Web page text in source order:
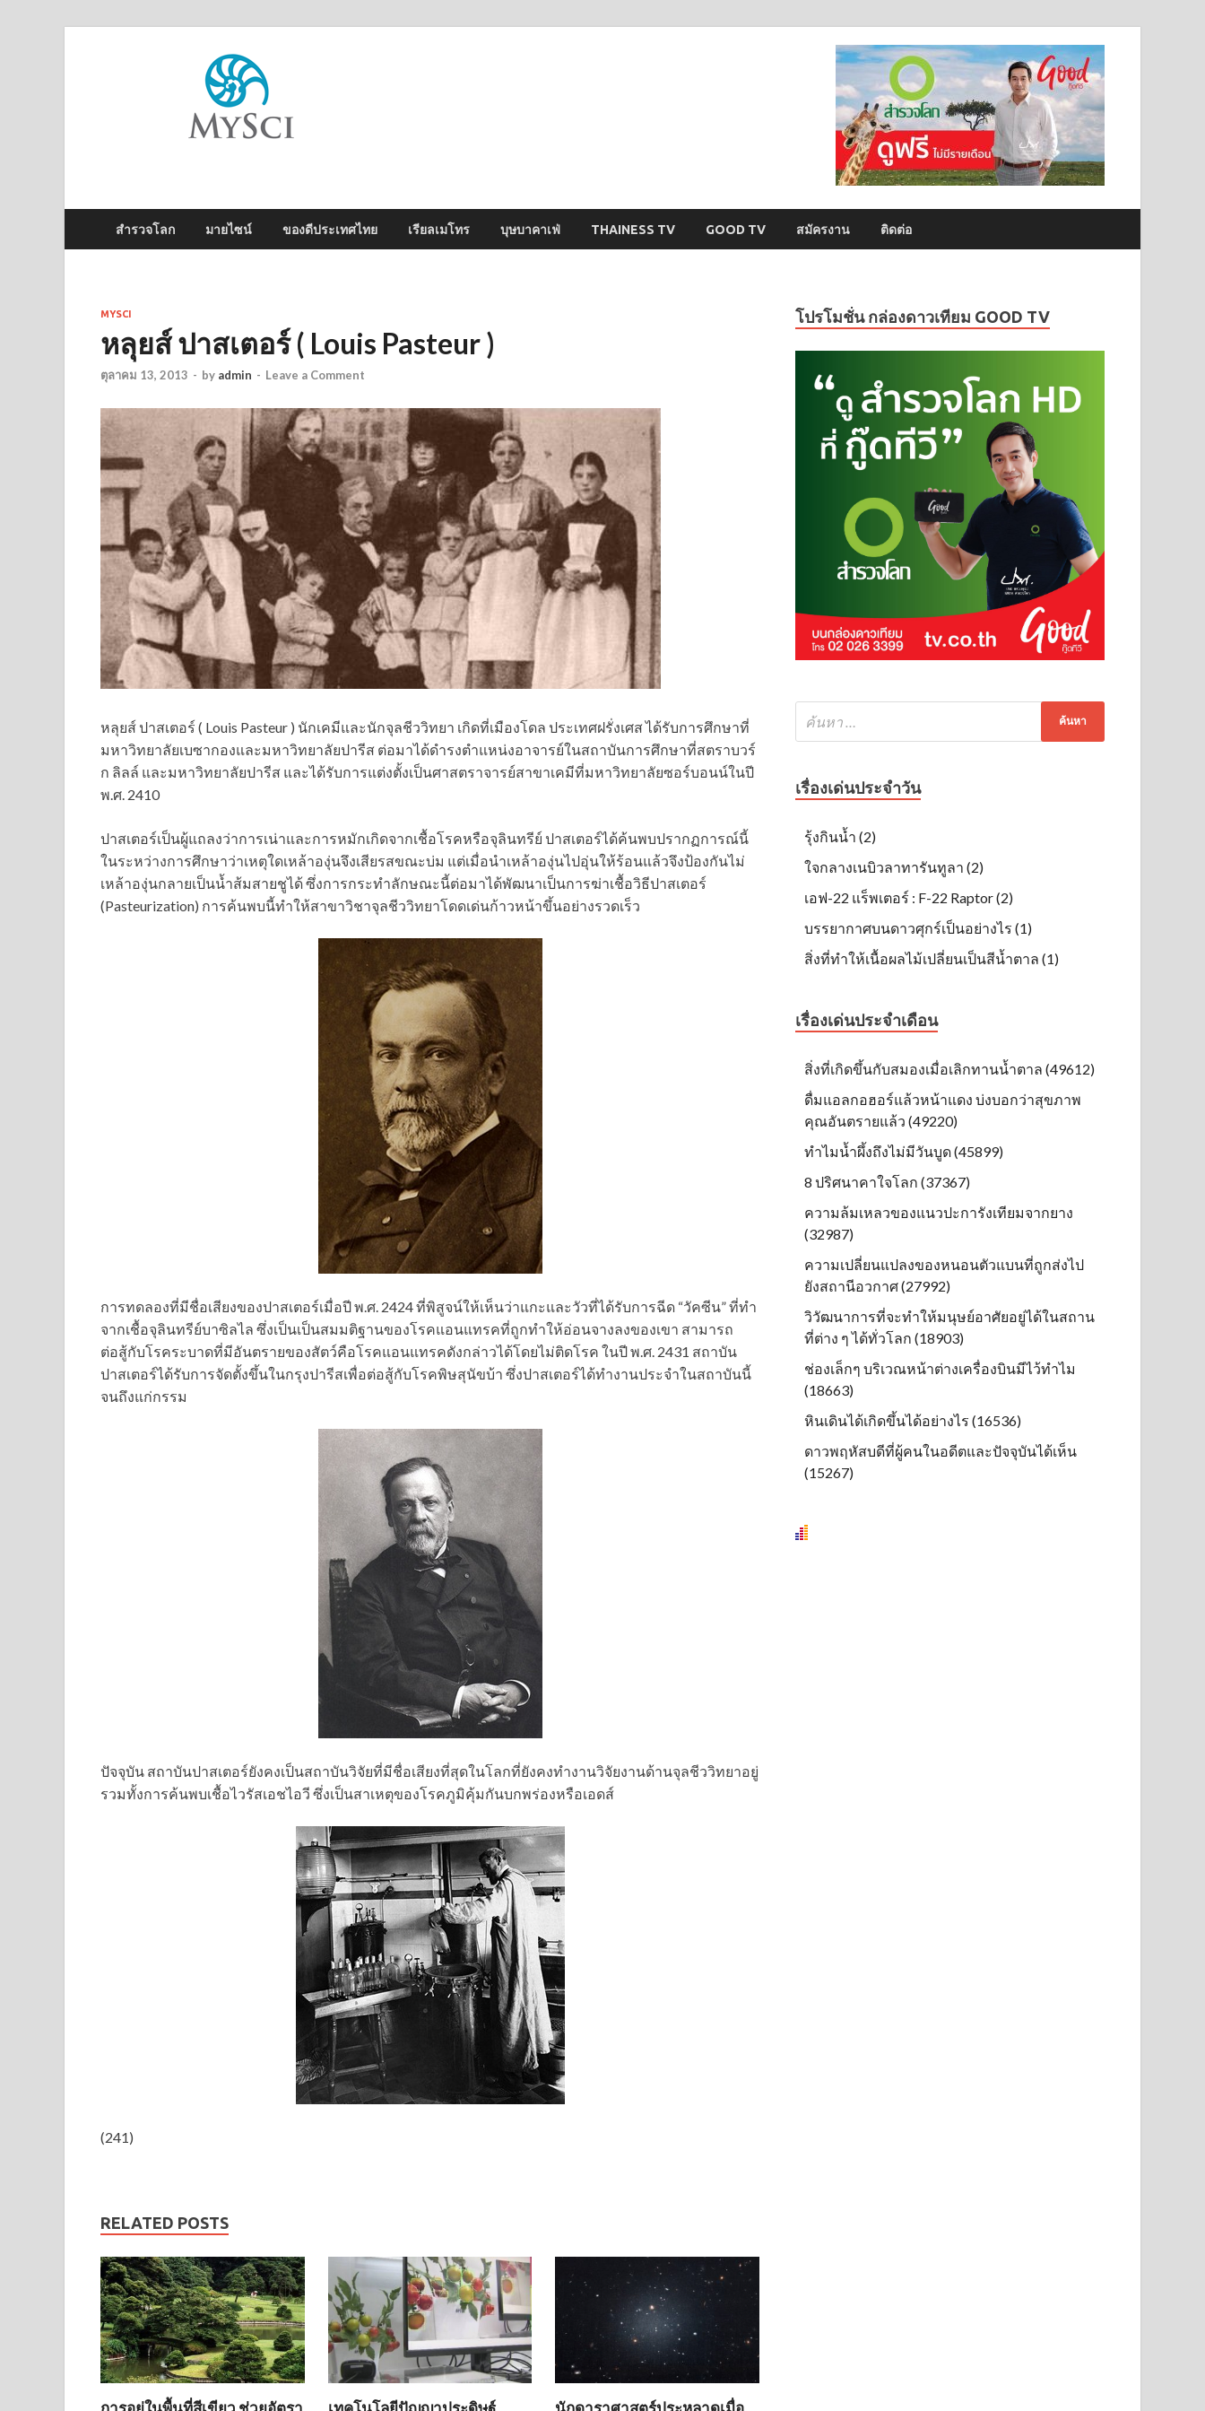
สำรวจโลก มายไซน์ ของดีประเทศไทย เรียลเมโทร บุษบาคาเฟ่ THAINESS TV GOOD TV สมัครงาน ติดต่อ
MYSCI
หลุยส์ ปาสเตอร์ ( Louis Pasteur )
ตุลาคม 13, 2013 - by admin - Leave a Comment
หลุยส์ ปาสเตอร์ ( Louis Pasteur ) นักเคมีและนักจุลชีววิทยา เกิดที่เมืองโดล ประเทศฝรั่งเศส ได้รับการศึกษาที่
มหาวิทยาลัยเบซากองและมหาวิทยาลัยปารีส ต่อมาได้ดำรงตำแหน่งอาจารย์ในสถาบันการศึกษาที่สตราบวร์
ก ลิลล์ และมหาวิทยาลัยปารีส และได้รับการแต่งตั้งเป็นศาสตราจารย์สาขาเคมีที่มหาวิทยาลัยซอร์บอนน์ในปี
พ.ศ. 2410
ปาสเตอร์เป็นผู้แถลงว่าการเน่าและการหมักเกิดจากเชื้อโรคหรือจุลินทรีย์ ปาสเตอร์ได้ค้นพบปรากฏการณ์นี้
ในระหว่างการศึกษาว่าเหตุใดเหล้าองุ่นจึงเสียรสขณะบ่ม แต่เมื่อนำเหล้าองุ่นไปอุ่นให้ร้อนแล้วจึงป้องกันไม่
เหล้าองุ่นกลายเป็นน้ำส้มสายชูได้ ซึ่งการกระทำลักษณะนี้ต่อมาได้พัฒนาเป็นการฆ่าเชื้อวิธีปาสเตอร์
(Pasteurization) การค้นพบนี้ทำให้สาขาวิชาจุลชีววิทยาโดดเด่นก้าวหน้าขึ้นอย่างรวดเร็ว
การทดลองที่มีชื่อเสียงของปาสเตอร์เมื่อปี พ.ศ. 2424 ที่พิสูจน์ให้เห็นว่าแกะและวัวที่ได้รับการฉีด “วัคซีน” ที่ทำ
จากเชื้อจุลินทรีย์บาซิลไล ซึ่งเป็นเป็นสมมติฐานของโรคแอนแทรคที่ถูกทำให้อ่อนจางลงของเขา สามารถ
ต่อสู้กับโรคระบาดที่มีอันตรายของสัตว์คือโรคแอนแทรคดังกล่าวได้โดยไม่ติดโรค ในปี พ.ศ. 2431 สถาบัน
ปาสเตอร์ได้รับการจัดตั้งขึ้นในกรุงปารีสเพื่อต่อสู้กับโรคพิษสุนัขบ้า ซึ่งปาสเตอร์ได้ทำงานประจำในสถาบันนี้
จนถึงแก่กรรม
ปัจจุบัน สถาบันปาสเตอร์ยังคงเป็นสถาบันวิจัยที่มีชื่อเสียงที่สุดในโลกที่ยังคงทำงานวิจัยงานด้านจุลชีววิทยาอยู่
รวมทั้งการค้นพบเชื้อไวรัสเอชไอวี ซึ่งเป็นสาเหตุของโรคภูมิคุ้มกันบกพร่องหรือเอดส์
(241)
RELATED POSTS
โปรโมชั่น กล่องดาวเทียม GOOD TV
เรื่องเด่นประจำวัน
รุ้งกินน้ำ (2)
ใจกลางเนบิวลาทารันทูลา (2)
เอฟ-22 แร็พเตอร์ : F-22 Raptor (2)
บรรยากาศบนดาวศุกร์เป็นอย่างไร (1)
สิ่งที่ทำให้เนื้อผลไม้เปลี่ยนเป็นสีน้ำตาล (1)
เรื่องเด่นประจำเดือน
สิ่งที่เกิดขึ้นกับสมองเมื่อเลิกทานน้ำตาล (49612)
ดื่มแอลกอฮอร์แล้วหน้าแดง บ่งบอกว่าสุขภาพ
คุณอันตรายแล้ว (49220)
ทำไมน้ำผึ้งถึงไม่มีวันบูด (45899)
8 ปริศนาคาใจโลก (37367)
ความล้มเหลวของแนวปะการังเทียมจากยาง
(32987)
ความเปลี่ยนแปลงของหนอนตัวแบนที่ถูกส่งไป
ยังสถานีอวกาศ (27992)
วิวัฒนาการที่จะทำให้มนุษย์อาศัยอยู่ได้ในสถาน
ที่ต่าง ๆ ได้ทั่วโลก (18903)
ช่องเล็กๆ บริเวณหน้าต่างเครื่องบินมีไว้ทำไม
(18663)
หินเดินได้เกิดขึ้นได้อย่างไร (16536)
ดาวพฤหัสบดีที่ผู้คนในอดีตและปัจจุบันได้เห็น
(15267)